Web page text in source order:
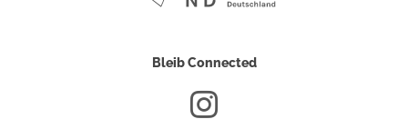
Bleib Connected